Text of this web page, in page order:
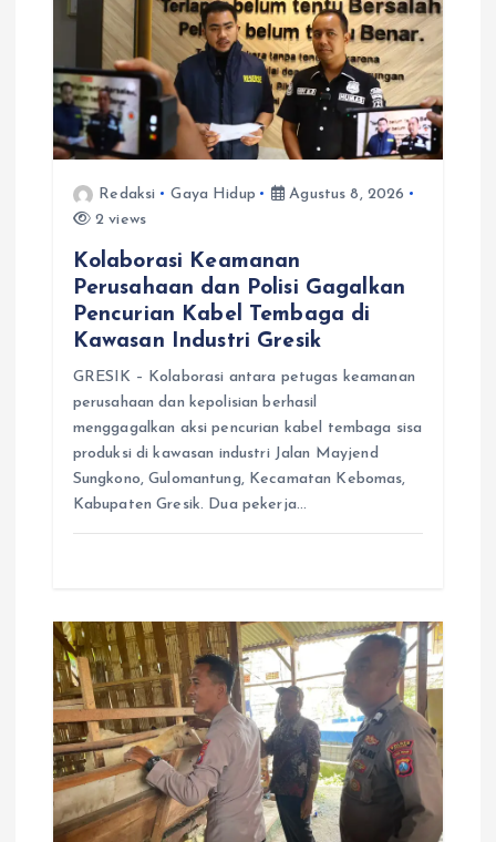
Redaksi Gaya Hidup
Agustus 8, 2026
2 views
Kolaborasi Keamanan
Perusahaan dan Polisi Gagalkan
Pencurian Kabel Tembaga di
Kawasan Industri Gresik
GRESIK – Kolaborasi antara petugas keamanan
perusahaan dan kepolisian berhasil
menggagalkan aksi pencurian kabel tembaga sisa
produksi di kawasan industri Jalan Mayjend
Sungkono, Gulomantung, Kecamatan Kebomas,
Kabupaten Gresik. Dua pekerja…